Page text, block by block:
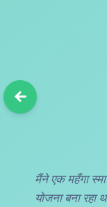
मैंने एक महँगा
योजना बना रहा